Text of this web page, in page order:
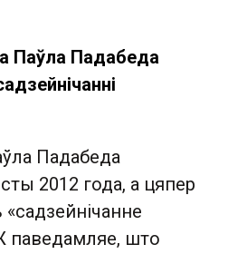
Паўла Падабеда
Падабеда
2012 года, а цяпер
паведамляе, што